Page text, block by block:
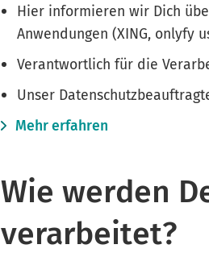
Hier informieren wir Dich
Anwendungen (XING, onlyfy
Verantwortlich für die
Unser
Mehr erfahren
Wie werden
verarbeitet?